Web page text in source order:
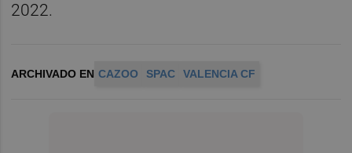
2022.
ARCHIVADO EN CAZOO SPAC VALENCIA CF